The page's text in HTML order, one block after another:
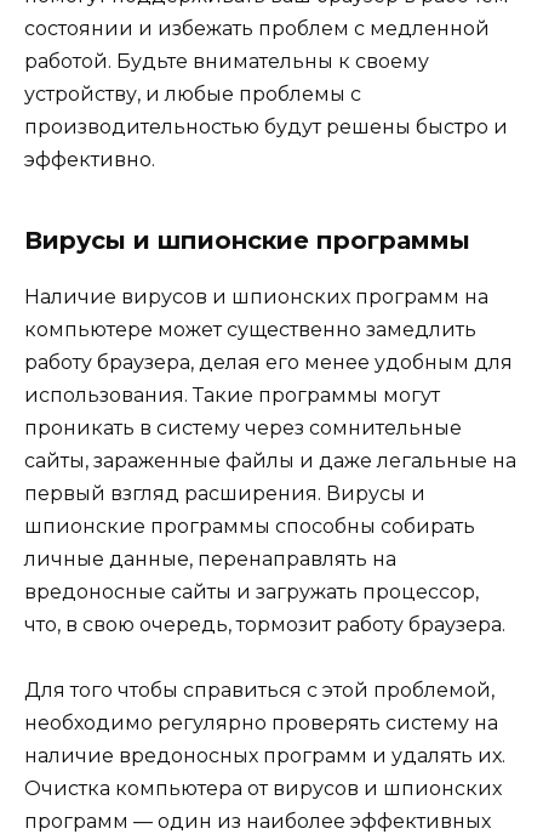
состоянии и избежать проблем с медленной
работой. Будьте внимательны к своему
устройству, и любые проблемы с
производительностью будут решены быстро и
эффективно.
Вирусы и шпионские программы
Наличие вирусов и шпионских программ на
компьютере может существенно замедлить
работу браузера, делая его менее удобным для
использования. Такие программы могут
проникать в систему через сомнительные
сайты, зараженные файлы и даже легальные на
первый взгляд расширения. Вирусы и
шпионские программы способны собирать
личные данные, перенаправлять на
вредоносные сайты и загружать процессор,
что, в свою очередь, тормозит работу браузера.
Для того чтобы справиться с этой проблемой,
необходимо регулярно проверять систему на
наличие вредоносных программ и удалять их.
Очистка компьютера от вирусов и шпионских
программ — один из наиболее эффективных